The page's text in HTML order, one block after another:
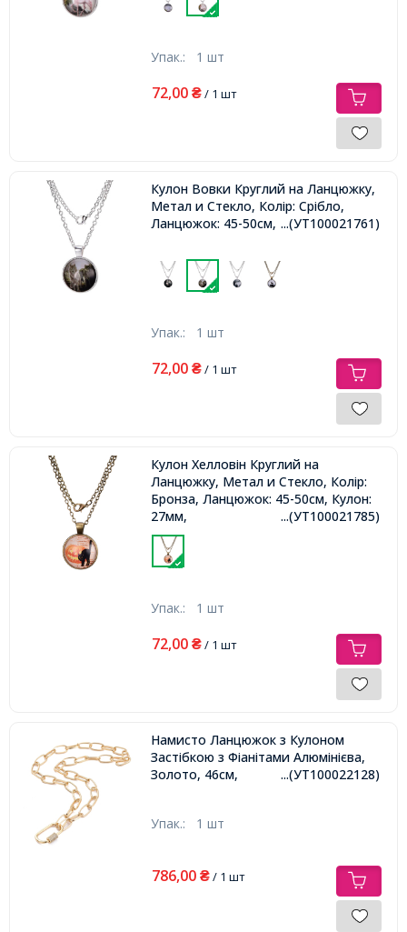
Упак.: 1 шт
72,00 ₴/ 1 шт
Кулон Вовки Круглий на Ланцюжку,
Метал и Стекло, Колір: Срібло,
Ланцюжок: 45-50см, Кулон: 27мм,
...(УТ100021761)
Упак.: 1 шт
72,00 ₴/ 1 шт
Кулон Хелловін Круглий на
Ланцюжку, Метал и Стекло, Колір:
Бронза, Ланцюжок: 45-50см, Кулон:
27мм,
...(УТ100021785)
Упак.: 1 шт
72,00 ₴/ 1 шт
Намисто Ланцюжок з Кулоном
Застібкою з Фіанітами Алюмінієва,
Золото, 46см,
...(УТ100022128)
Упак.: 1 шт
786,00 ₴/ 1 шт